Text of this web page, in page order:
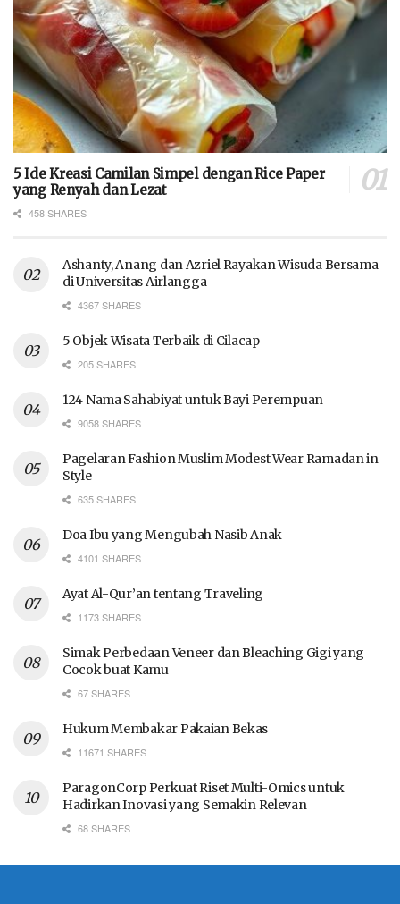
5 Ide Kreasi Camilan Simpel dengan Rice Paper
yang Renyah dan Lezat
458 SHARES
Ashanty, Anang dan Azriel Rayakan Wisuda Bersama
di Universitas Airlangga
4367 SHARES
5 Objek Wisata Terbaik di Cilacap
205 SHARES
124 Nama Sahabiyat untuk Bayi Perempuan
9058 SHARES
Pagelaran Fashion Muslim Modest Wear Ramadan in
Style
635 SHARES
Doa Ibu yang Mengubah Nasib Anak
4101 SHARES
Ayat Al-Qur’an tentang Traveling
1173 SHARES
Simak Perbedaan Veneer dan Bleaching Gigi yang
Cocok buat Kamu
67 SHARES
Hukum Membakar Pakaian Bekas
11671 SHARES
ParagonCorp Perkuat Riset Multi-Omics untuk
Hadirkan Inovasi yang Semakin Relevan
68 SHARES